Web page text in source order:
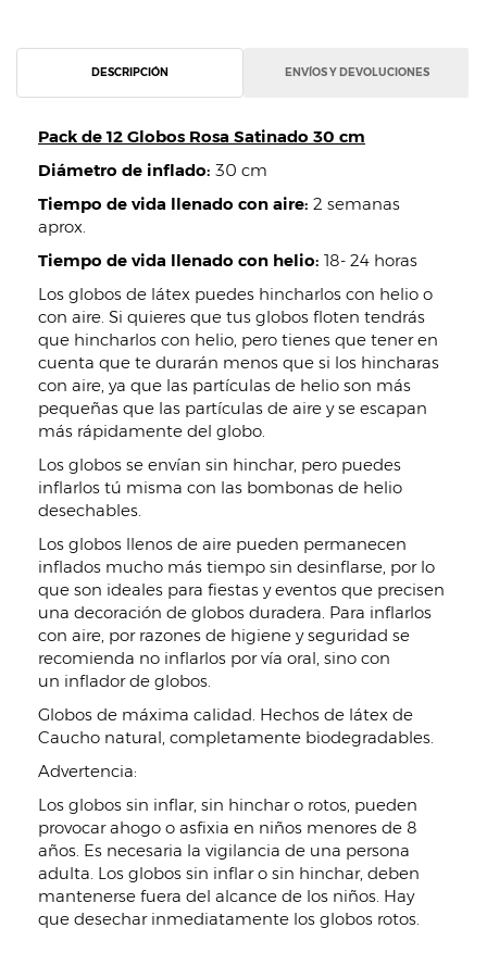
DESCRIPCIÓN ENVÍOS Y DEVOLUCIONES
Pack de 12 Globos Rosa Satinado 30 cm
Diámetro de inflado: 30 cm
Tiempo de vida llenado con aire: 2 semanas
aprox.
Tiempo de vida llenado con helio: 18- 24 horas
Los globos de látex puedes hincharlos con helio o
con aire. Si quieres que tus globos floten tendrás
que hincharlos con helio, pero tienes que tener en
cuenta que te durarán menos que si los hincharas
con aire, ya que las partículas de helio son más
pequeñas que las partículas de aire y se escapan
más rápidamente del globo.
Los globos se envían sin hinchar, pero puedes
inflarlos tú misma con las bombonas de helio
desechables.
Los globos llenos de aire pueden permanecen
inflados mucho más tiempo sin desinflarse, por lo
que son ideales para fiestas y eventos que precisen
una decoración de globos duradera. Para inflarlos
con aire, por razones de higiene y seguridad se
recomienda no inflarlos por vía oral, sino con
un inflador de globos.
Globos de máxima calidad. Hechos de látex de
Caucho natural, completamente biodegradables.
Advertencia:
Los globos sin inflar, sin hinchar o rotos, pueden
provocar ahogo o asfixia en niños menores de 8
años. Es necesaria la vigilancia de una persona
adulta. Los globos sin inflar o sin hinchar, deben
mantenerse fuera del alcance de los niños. Hay
que desechar inmediatamente los globos rotos.